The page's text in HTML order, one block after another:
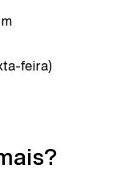
feira)